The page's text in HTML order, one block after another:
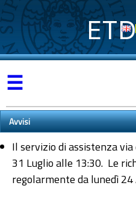
ETD
☰
Avvisi
Il servizio di assistenza
31 Luglio alle 13:30. Le
regolarmente da lunedì 24